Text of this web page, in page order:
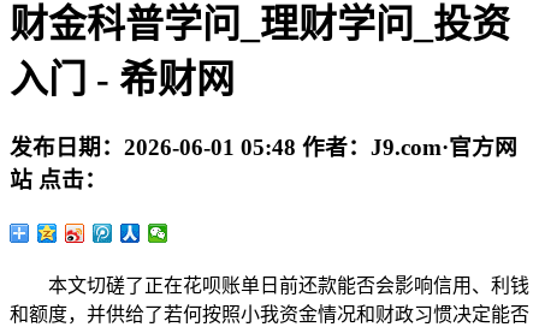
财金科普学问_理财学问_投资
入门 - 希财网
发布日期： 2026-06-01 05:48 作者： J9.com·官方网
站 点击：
本文切磋了正在花呗账单日前还款能否会影响信用、利钱
和额度，并供给了若何按照小我资金情况和财政习惯决定能否